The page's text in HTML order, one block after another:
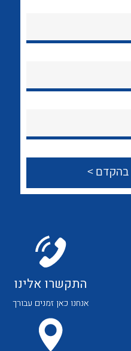
לכל מוצרי היצרן
לכל מוצרי היצרן
התקשרו אלינו
אנחנו כאן זמנים עבורך